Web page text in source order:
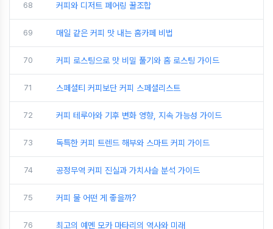
68 커피와 디저트 페어링 꿀조합
69 매일 같은 커피 맛 내는 홈카페 비법
70 커피 로스팅으로 맛 비밀 풀기와 홈 로스팅 가이드
71 스페셜티 커피보단 커피 스페셜리스트
72 커피 테루아와 기후 변화 영향, 지속 가능성 가이드
73 독특한 커피 트렌드 해부와 스마트 커피 가이드
74 공정무역 커피 진실과 가치사슬 분석 가이드
75 커피 물 어떤 게 좋을까?
76 최고의 예멘 모카 마타리의 역사와 미래